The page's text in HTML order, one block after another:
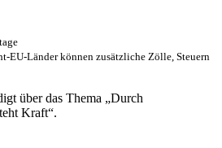
EU-Länder können zusätzliche Zölle, Steuern
über das Thema „Durch
Kraft“.